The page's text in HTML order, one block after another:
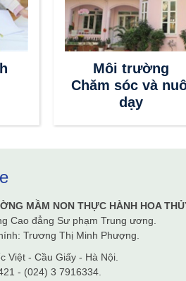
Môi trường
Chăm sóc và
dạy
MẦM NON THỰC HÀNH HOA
Cao đẳng Sư phạm Trung ương.
Trương Thị Minh Phượng.
Việt - Cầu Giấy - Hà Nội.
- (024) 3 7916334.